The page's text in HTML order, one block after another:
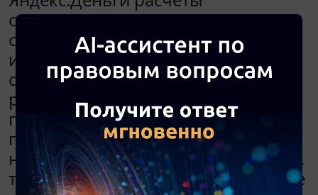
осуществляются с использованием
сайта интернет-магазина. На сайте
интернет-магазина посредством
системы Яндекс.Деньги
реализована функция,
позволяющая покупателям
производить оплату как
непосредственно Яндекс.Деньгами,
так и платежными картами, а также